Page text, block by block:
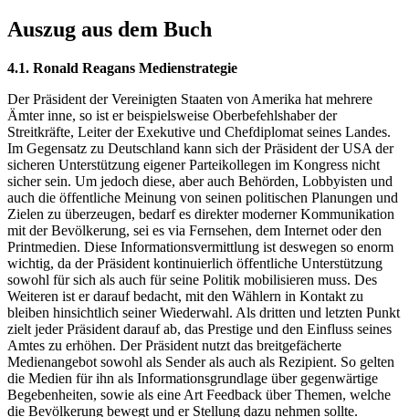
Auszug aus dem Buch
4.1. Ronald Reagans Medienstrategie
Der Präsident der Vereinigten Staaten von Amerika hat mehrere
Ämter inne, so ist er beispielsweise Oberbefehlshaber der
Streitkräfte, Leiter der Exekutive und Chefdiplomat seines Landes.
Im Gegensatz zu Deutschland kann sich der Präsident der USA der
sicheren Unterstützung eigener Parteikollegen im Kongress nicht
sicher sein. Um jedoch diese, aber auch Behörden, Lobbyisten und
auch die öffentliche Meinung von seinen politischen Planungen und
Zielen zu überzeugen, bedarf es direkter moderner Kommunikation
mit der Bevölkerung, sei es via Fernsehen, dem Internet oder den
Printmedien. Diese Informationsvermittlung ist deswegen so enorm
wichtig, da der Präsident kontinuierlich öffentliche Unterstützung
sowohl für sich als auch für seine Politik mobilisieren muss. Des
Weiteren ist er darauf bedacht, mit den Wählern in Kontakt zu
bleiben hinsichtlich seiner Wiederwahl. Als dritten und letzten Punkt
zielt jeder Präsident darauf ab, das Prestige und den Einfluss seines
Amtes zu erhöhen. Der Präsident nutzt das breitgefächerte
Medienangebot sowohl als Sender als auch als Rezipient. So gelten
die Medien für ihn als Informationsgrundlage über gegenwärtige
Begebenheiten, sowie als eine Art Feedback über Themen, welche
die Bevölkerung bewegt und er Stellung dazu nehmen sollte.